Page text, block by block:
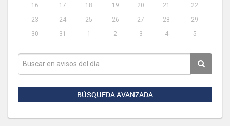
16
17 18 19 20 21
22
23
24 25 26 27 28
29
30
31 1 2 3 4 5
BÚSQUEDA AVANZADA